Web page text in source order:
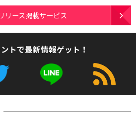
リース掲載サービス
トで最新情報ゲット！